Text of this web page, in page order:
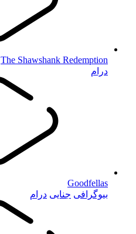
The Shawshank Redemption
درام
Goodfellas
بیوگرافی جنایی درام